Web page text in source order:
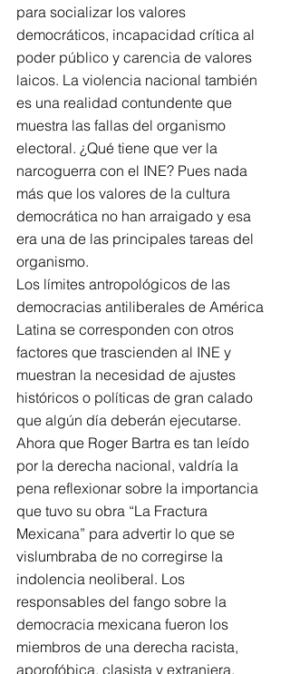
para socializar los valores
democráticos, incapacidad crítica al
poder público y carencia de valores
laicos. La violencia nacional también
es una realidad contundente que
muestra las fallas del organismo
electoral. ¿Qué tiene que ver la
narcoguerra con el INE? Pues nada
más que los valores de la cultura
democrática no han arraigado y esa
era una de las principales tareas del
organismo.
Los límites antropológicos de las
democracias antiliberales de América
Latina se corresponden con otros
factores que trascienden al INE y
muestran la necesidad de ajustes
históricos o políticas de gran calado
que algún día deberán ejecutarse.
Ahora que Roger Bartra es tan leído
por la derecha nacional, valdría la
pena reflexionar sobre la importancia
que tuvo su obra “La Fractura
Mexicana” para advertir lo que se
vislumbraba de no corregirse la
indolencia neoliberal. Los
responsables del fango sobre la
democracia mexicana fueron los
miembros de una derecha racista,
aporofóbica, clasista y extranjera,